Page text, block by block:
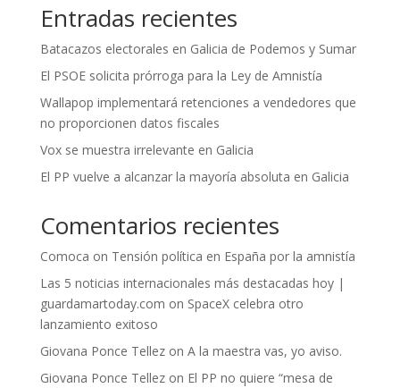
Entradas recientes
Batacazos electorales en Galicia de Podemos y Sumar
El PSOE solicita prórroga para la Ley de Amnistía
Wallapop implementará retenciones a vendedores que
no proporcionen datos fiscales
Vox se muestra irrelevante en Galicia
El PP vuelve a alcanzar la mayoría absoluta en Galicia
Comentarios recientes
Comoca on Tensión política en España por la amnistía
Las 5 noticias internacionales más destacadas hoy |
guardamartoday.com on SpaceX celebra otro
lanzamiento exitoso
Giovana Ponce Tellezon A la maestra vas, yo aviso.
Giovana Ponce Tellezon El PP no quiere “mesa de